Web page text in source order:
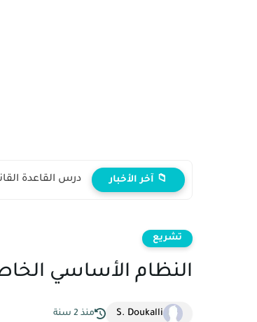
📁 آخر الأخبار درس القاعدة
تشريع
النظام الأساسي
S. Doukalli منذ 2 سنة